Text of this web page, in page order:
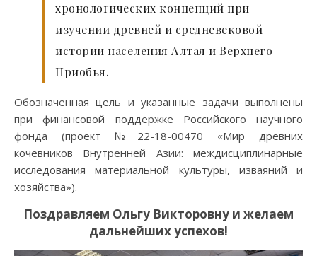
хронологических концепций при
изучении древней и средневековой
истории населения Алтая и Верхнего
Приобья.
Обозначенная цель и указанные задачи выполнены
при финансовой поддержке Российского научного
фонда (проект №22-18-00470 «Мир древних
кочевников Внутренней Азии: междисциплинарные
исследования материальной культуры, изваяний и
хозяйства»).
Поздравляем Ольгу Викторовну и желаем
дальнейших успехов!